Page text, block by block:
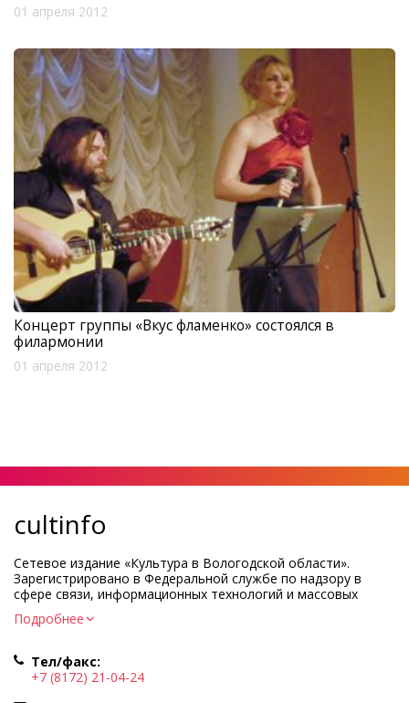
01 апреля 2012
Концерт группы «Вкус фламенко» состоялся в
филармонии
01 апреля 2012
cultinfo
Сетевое издание «Культура в Вологодской области».
Зарегистрировано в Федеральной службе по надзору в
сфере связи, информационных технологий и массовых
коммуникаций.
Регистрационный номер и дата принятия решения о
Учредитель КУ ВО «Информационно-аналитический центр
культуры»
Подробнее
Тел/факс:
+7 (8172) 21-04-24